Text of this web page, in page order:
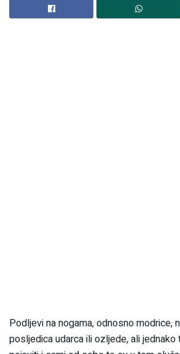
Podljevi na nogama, odnosno modrice,
posljedica udarca ili ozljede, ali